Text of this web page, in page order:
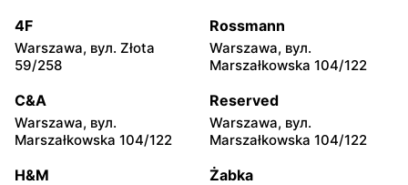
moje sklepy
Iwierzyce, вул. Iwierzyce
152A
moje sklepy
Tczew, вул. Franciszka
Żwirki 61
moje sklepy
Hyżne, вул. Hyżne 100
moje sklepy
Jarosław, вул. Pełkińska
147
moje sklepy moje sklepy
4F
Warszawa, вул. Złota
59/258
Rossmann
Warszawa, вул.
Marszałkowska 104/122
C&A
Warszawa, вул.
Marszałkowska 104/122
Reserved
Warszawa, вул.
Marszałkowska 104/122
H&M Żabka